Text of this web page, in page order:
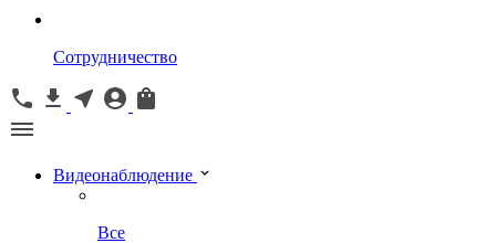
Сотрудничество
Видеонаблюдение
Все